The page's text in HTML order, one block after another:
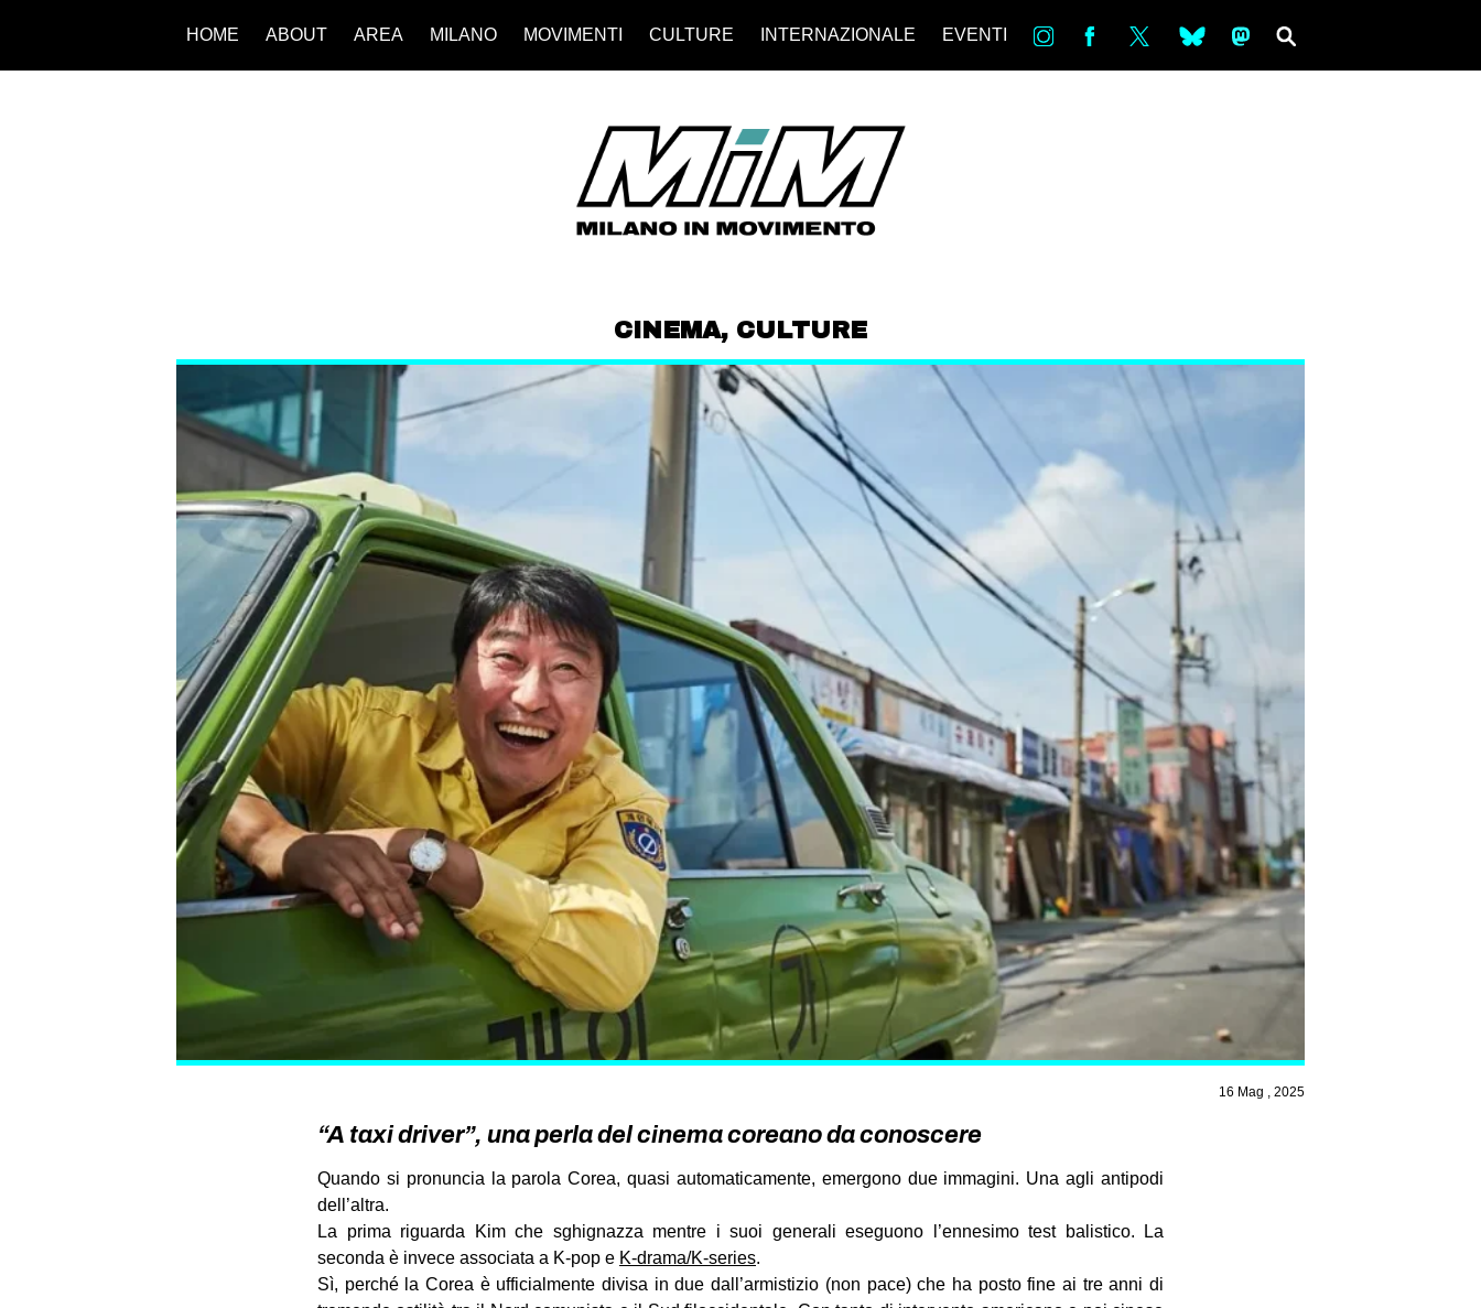
HOME ABOUT AREA MILANO MOVIMENTI CULTURE INTERNAZIONALE EVENTI in bsky ms
CINEMA, CULTURE
16 Mag , 2025
“A taxi driver”, una perla del cinema coreano da conoscere
Quando si pronuncia la parola Corea, quasi automaticamente, emergono due immagini. Una agli antipodi
dell’altra.
La prima riguarda Kim che sghignazza mentre i suoi generali eseguono l’ennesimo test balistico. La
seconda è invece associata a K-pop e K-drama/K-series.
Sì, perché la Corea è ufficialmente divisa in due dall’armistizio (non pace) che ha posto fine ai tre anni di